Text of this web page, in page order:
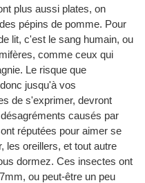
plus aussi plates, on
pépins de pomme. Pour
lit, c'est le sang humain, ou
comme ceux qui
Le risque que
jusqu'à vos
de s'exprimer, devront
causés par
réputées pour aimer se
les oreillers, et tout autre
dormez. Ces insectes ont
ou peut-être un peu